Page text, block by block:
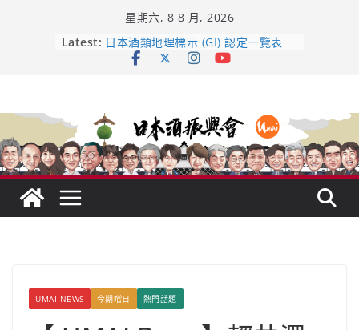
星期六, 8 8 月, 2026
Latest: 龜之井酒造：口說上手 – 山形純米大
吟釀的堅持與傳承 ～ くどき上手
日本酒類地理標示 (GI) 認定一覽表
響 𝟭𝟮 年 復活了!
【酒業商戰】130年老酒藏殺入股票
市場！梅乃宿上市背後的密碼
UMAI NEWS 今期嚐日 熱門話題